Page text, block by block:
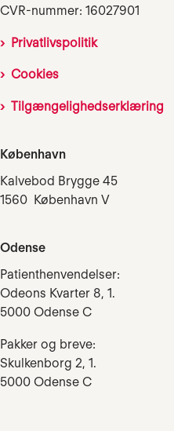
CVR-nummer: 16027901
Privatlivspolitik
Cookies
Tilgængelighedserklæring
København
Kalvebod Brygge 45
1560 København V
Odense
Patienthenvendelser:
Odeons Kvarter 8, 1.
5000 Odense C
Pakker og breve:
Skulkenborg 2, 1.
5000 Odense C